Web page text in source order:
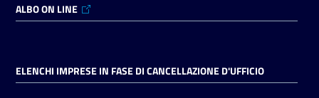
ALBO ON LINE
ELENCHI IMPRESE IN FASE DI CANCELLAZIONE D'UFFICIO